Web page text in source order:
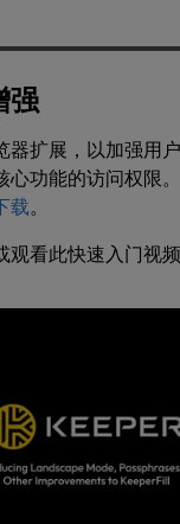
强
器扩展，以加强用
心功能的访问权限
载。
看此快速入门视频